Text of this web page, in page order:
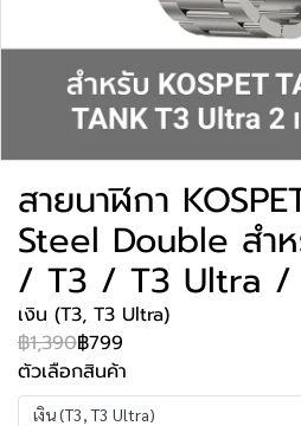
สายนาฬิกา
Steel Double สำ
/ T3 / T3 Ultra /
เงิน (T3, T3 Ultra)
฿1,390฿799
ตัวเลือกสินค้า
เงิน (T3, T3 Ultra)